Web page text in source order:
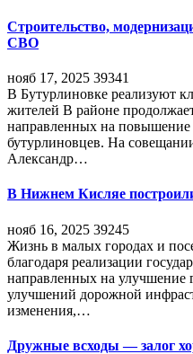
Строительство,
СВО
нояб 17, 2025 39341
В Бутурлиновке реализуют
жителей В районе
направленных на повышение
бутурлиновцев. На
Александр…
В Нижнем Кисляе
нояб 16, 2025 39245
Жизнь в малых городах и
благодаря реализации
направленных на улучшение
улучшений дорожной
изменения,…
Дружные всходы — залог